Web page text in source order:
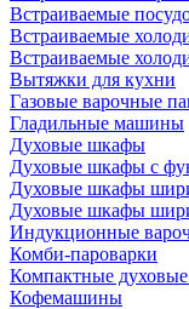
Встраиваемые
Встраиваемые
Встраиваемые
Вытяжки для кухни
Газовые варочные
Гладильные машины
Духовые шкафы
Духовые шкафы с
Духовые шкафы
Духовые шкафы
Индукционные
Комби-пароварки
Компактные
Кофемашины